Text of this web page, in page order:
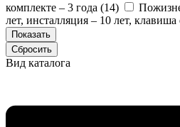
комплекте – 3 года (14)
лет, инсталляция – 10 лет,
Вид каталога